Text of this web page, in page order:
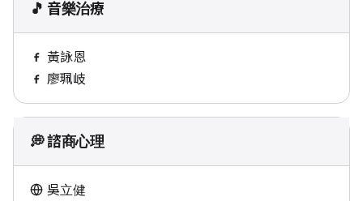
🎵 音樂治療
黃詠恩
廖珮岐
💭 諮商心理
吳立健